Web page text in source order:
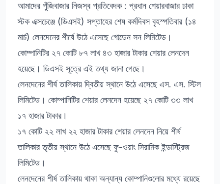
আমাদের পুঁজিবাজার নিজস্ব প্রতিবেদক : প্রধান শেয়ারবাজার ঢাকা
স্টক এক্সচেঞ্জে (ডিএসই) সপ্তাহের শেষ কর্মদিবস বৃহস্পতিবার (১৪
মার্চ) লেনদেনের শীর্ষে উঠে এসেছে গোল্ডেন সন লিমিটেড।
কোম্পানিটির ২৭ কোটি ৮৭ লাখ ৪৩ হাজার টাকার শেয়ার লেনদেন
হয়েছে। ডিএসই সূত্রে এই তথ্য জানা গেছে।
লেনদেনের শীর্ষ তালিকায় দ্বিতীয় স্থানে উঠে এসেছে এস. এস. স্টিল
লিমিটেড। কোম্পানিটির শেয়ার লেনদেন হয়েছে ২৭ কোটি ৩৩ লাখ
১৭ হাজার টাকার।
১৭ কোটি ২২ লাখ ২২ হাজার টাকার শেয়ার লেনদেন নিয়ে শীর্ষ
তালিকার তৃতীয় স্থানে উঠে এসেছে ফু-ওয়াং সিরামিক ইন্ডাস্ট্রিজ
লিমিটেড।
লেনদেনের শীর্ষ তালিকায় থাকা অন্যান্য কোম্পানিগুলোর মধ্যে রয়েছে